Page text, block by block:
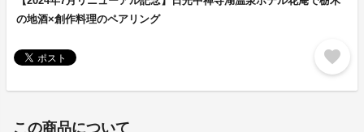
の地酒×創作料理のペアリング
favorite
この商品について